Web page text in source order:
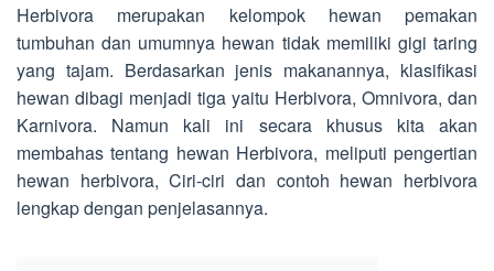
Herbivora merupakan kelompok hewan pemakan
tumbuhan dan umumnya hewan tidak memiliki gigi taring
yang tajam. Berdasarkan jenis makanannya, klasifikasi
hewan dibagi menjadi tiga yaitu Herbivora, Omnivora, dan
Karnivora. Namun kali ini secara khusus kita akan
membahas tentang hewan Herbivora, meliputi pengertian
hewan herbivora, Ciri-ciri dan contoh hewan herbivora
lengkap dengan penjelasannya.